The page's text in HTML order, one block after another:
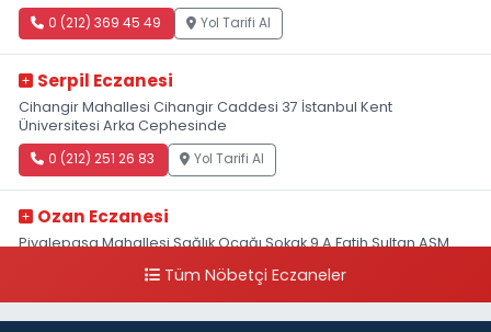
0 (212) 369 45 49 Yol Tarifi Al
Serpil Eczanesi
Cihangir Mahallesi Cihangir Caddesi 37 İstanbul Kent
Üniversitesi Arka Cephesinde
0 (212) 251 26 83 Yol Tarifi Al
Ozan Eczanesi
Piyalepaşa Mahallesi Sağlık Ocağı Sokak 9 A Fatih Sultan ASM
Tüm Nöbetçi Eczaneler